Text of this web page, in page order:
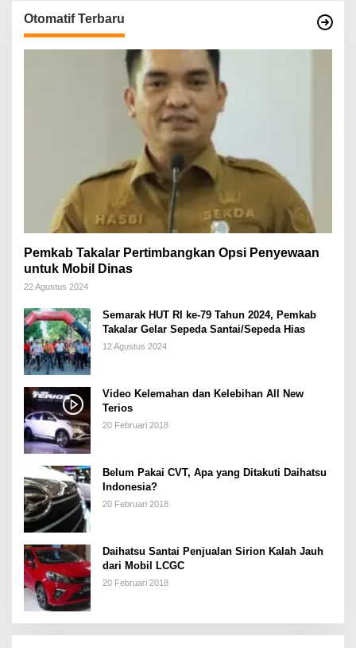
Otomatif Terbaru
Pemkab Takalar Pertimbangkan Opsi Penyewaan
untuk Mobil Dinas
22 Agustus 2024
Semarak HUT RI ke-79 Tahun 2024, Pemkab
Takalar Gelar Sepeda Santai/Sepeda Hias
12 Agustus 2024
Video Kelemahan dan Kelebihan All New
Terios
20 Februari 2018
Belum Pakai CVT, Apa yang Ditakuti Daihatsu
Indonesia?
20 Februari 2018
Daihatsu Santai Penjualan Sirion Kalah Jauh
dari Mobil LCGC
20 Februari 2018